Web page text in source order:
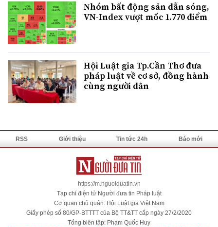
Nhóm bất động sản dẫn sóng,
VN-Index vượt mốc 1.770 điểm
Hội Luật gia Tp.Cần Thơ đưa
pháp luật về cơ sở, đồng hành
cùng người dân
RSS Giới thiệu Tin tức 24h Báo mới
https://m.nguoiduatin.vn
Tạp chí điện tử Người đưa tin Pháp luật
Cơ quan chủ quản: Hội Luật gia Việt Nam
Giấy phép số 80/GP-BTTTT của Bộ TT&TT cấp ngày 27/2/2020
Tổng biên tập: Phạm Quốc Huy